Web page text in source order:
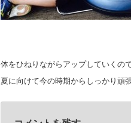
体をひねりながらアップしていくの
夏に向けて今の時期からしっかり頑